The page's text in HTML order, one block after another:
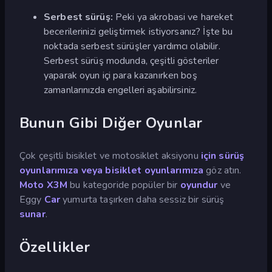
Serbest sürüş: Peki ya akrobasi ve hareket
becerilerinizi geliştirmek istiyorsanız? İşte bu
noktada serbest sürüşler yardımcı olabilir.
Serbest sürüş modunda, çeşitli gösteriler
yaparak oyun içi para kazanırken boş
zamanlarınızda engelleri aşabilirsiniz.
Bunun Gibi Diğer Oyunlar
Çok çeşitli bisiklet ve motosiklet aksiyonu için sürüş
oyunlarımıza veya bisiklet oyunlarımıza göz atın.
Moto X3M bu kategoride popüler bir oyundur ve
Eggy Caryumurta taşırken daha sessiz bir sürüş
sunar.
Özellikler